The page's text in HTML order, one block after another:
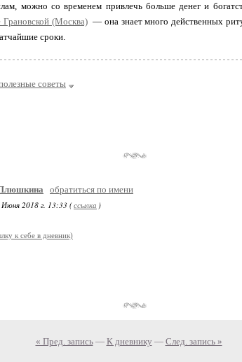
можно со временем привлечь больше денег и
(Москва)— она знает много действенных
сроки.
советы
обратиться по имени
2018 г. 13:33 (ссылка )
к себе в дневник)
« Пред. запись— К дневнику — След. запись »